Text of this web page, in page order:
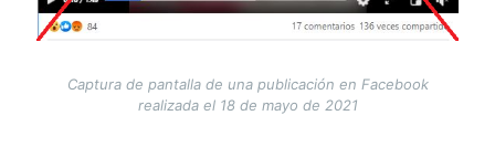
Captura de pantalla de una publicación en Facebook
realizada el 18 de mayo de 2021